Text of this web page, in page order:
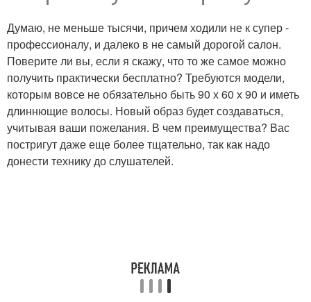
Думаю, не меньше тысячи, причем ходили не к супер -
профессионалу, и далеко в не самый дорогой салон.
Поверите ли вы, если я скажу, что то же самое можно
получить практически бесплатно? Требуются модели,
которым вовсе не обязательно быть 90 х 60 х 90 и иметь
длиннющие волосы. Новый образ будет создаваться,
учитывая ваши пожелания. В чем преимущества? Вас
постригут даже еще более тщательно, так как надо
донести технику до слушателей.